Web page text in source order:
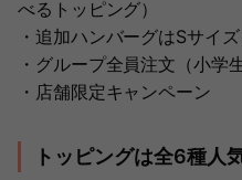
べるトッピング）
・追加ハンバーグはSサイ
・グループ全員注文（小学
・店舗限定キャンペーン
トッピングは全6種人